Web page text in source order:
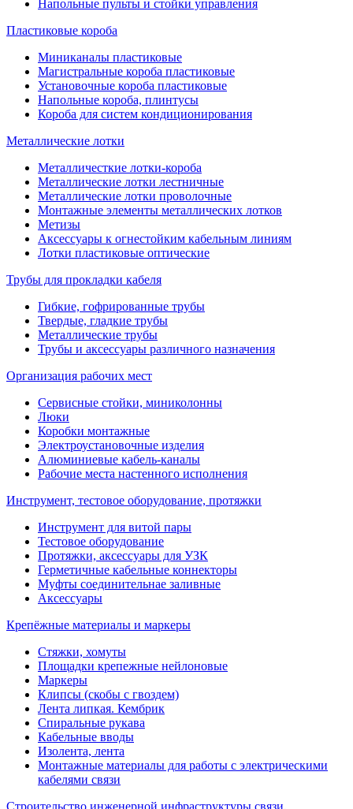
Напольные пульты и стойки управления
Пластиковые короба
Миниканалы пластиковые
Магистральные короба пластиковые
Установочные короба пластиковые
Напольные короба, плинтусы
Короба для систем кондиционирования
Металлические лотки
Металличесткие лотки-короба
Металлические лотки лестничные
Металлические лотки проволочные
Монтажные элементы металлических лотков
Метизы
Аксессуары к огнестойким кабельным линиям
Лотки пластиковые оптические
Трубы для прокладки кабеля
Гибкие, гофрированные трубы
Твердые, гладкие трубы
Металлические трубы
Трубы и аксессуары различного назначения
Организация рабочих мест
Сервисные стойки, миниколонны
Люки
Коробки монтажные
Электроустановочные изделия
Алюминиевые кабель-каналы
Рабочие места настенного исполнения
Инструмент, тестовое оборудование, протяжки
Инструмент для витой пары
Тестовое оборудование
Протяжки, аксессуары для УЗК
Герметичные кабельные коннекторы
Муфты соединительнае заливные
Аксессуары
Крепёжные материалы и маркеры
Стяжки, хомуты
Площадки крепежные нейлоновые
Маркеры
Клипсы (скобы с гвоздем)
Лента липкая. Кембрик
Спиральные рукава
Кабельные вводы
Изолента, лента
Монтажные материалы для работы с электрическими
кабелями связи
Строительство инженерной инфраструктуры связи,